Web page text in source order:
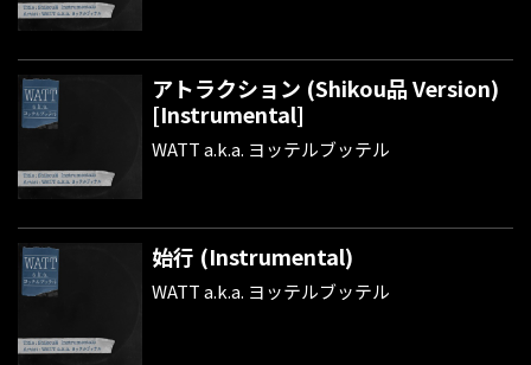
アトラクション (Shikou品 Version)
[Instrumental]
WATT a.k.a. ヨッテルブッテル
始行 (Instrumental)
WATT a.k.a. ヨッテルブッテル